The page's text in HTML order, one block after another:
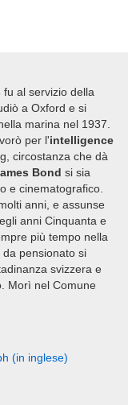
fu al servizio della
a Oxford e si
marina nel 1937.
per l'intelligence
circostanza che dà
Bond si sia
e cinematografico.
anni, e assunse
anni Cinquanta e
più tempo nella
pensionato si
svizzera e
Morì nel Comune
(in inglese)